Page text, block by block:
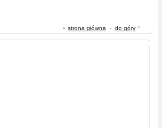
« strona główna - do góry ^